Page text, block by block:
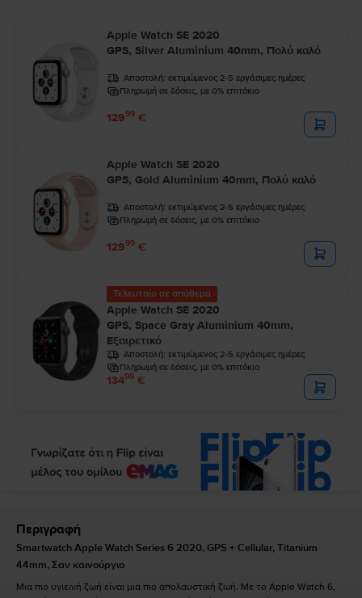
Apple Watch SE 2020
GPS, Silver Aluminium 40mm, Πολύ καλό
Αποστολή: εκτιμώμενος 2-5 εργάσιμες ημέρες
Πληρωμή σε δόσεις, με 0% επιτόκιο
12999 €
Apple Watch SE 2020
GPS, Gold Aluminium 40mm, Πολύ καλό
Αποστολή: εκτιμώμενος 2-5 εργάσιμες ημέρες
Πληρωμή σε δόσεις, με 0% επιτόκιο
12999 €
Τελευταίο σε απόθεμα
Apple Watch SE 2020
GPS, Space Gray Aluminium 40mm,
Εξαιρετικό
Αποστολή: εκτιμώμενος 2-5 εργάσιμες ημέρες
Πληρωμή σε δόσεις, με 0% επιτόκιο
13499 €
Περιγραφή
Smartwatch Apple Watch Series 6 2020, GPS + Cellular, Titanium
44mm, Σαν καινούργιο
Μια πιο υγιεινή ζωή είναι μια πιο απολαυστική ζωή. Με το Apple Watch 6,